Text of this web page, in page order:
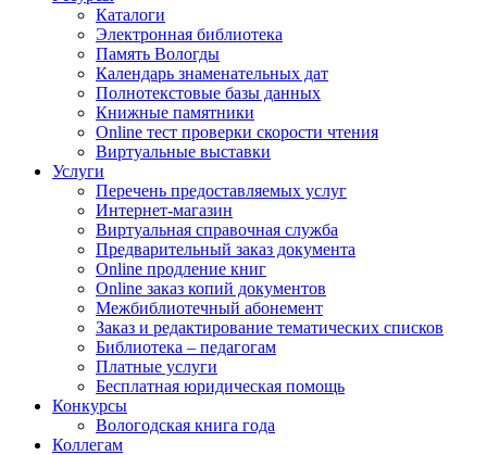
Каталоги
Электронная библиотека
Память Вологды
Календарь знаменательных дат
Полнотекстовые базы данных
Книжные памятники
Online тест проверки скорости чтения
Виртуальные выставки
Услуги
Перечень предоставляемых услуг
Интернет-магазин
Виртуальная справочная служба
Предварительный заказ документа
Online продление книг
Online заказ копий документов
Межбиблиотечный абонемент
Заказ и редактирование тематических списков
Библиотека – педагогам
Платные услуги
Бесплатная юридическая помощь
Конкурсы
Вологодская книга года
Коллегам